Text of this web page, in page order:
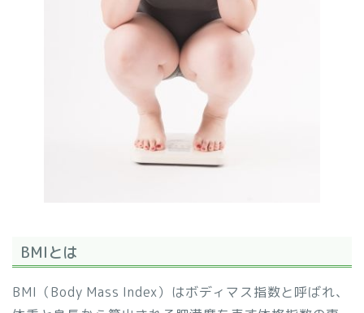
BMIとは
BMI（Body Mass Index）はボディマス指数と呼ばれ、